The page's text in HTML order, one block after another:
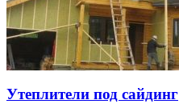
Утеплители под сайдинг